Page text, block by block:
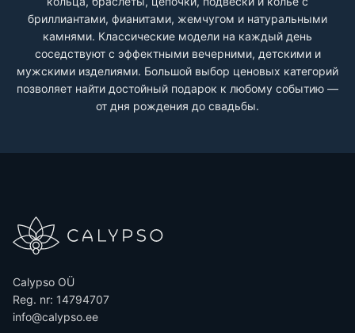
бриллиантами, фианитами, жемчугом и натуральными
камнями. Классические модели на каждый день
соседствуют с эффектными вечерними, детскими и
мужскими изделиями. Большой выбор ценовых категорий
позволяет найти достойный подарок к любому событию —
от дня рождения до свадьбы.
Calypso OÜ
Reg. nr: 14794707
info@calypso.ee